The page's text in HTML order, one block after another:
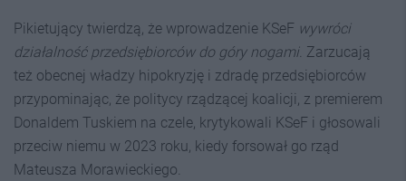
Pikietujący twierdzą, że wprowadzenie KSeF wywróci
działalność przedsiębiorców do góry nogami. Zarzucają
też obecnej władzy hipokryzję i zdradę przedsiębiorców
przypominając, że politycy rządzącej koalicji, z premierem
Donaldem Tuskiem na czele, krytykowali KSeF i głosowali
przeciw niemu w 2023 roku, kiedy forsował go rząd
Mateusza Morawieckiego.